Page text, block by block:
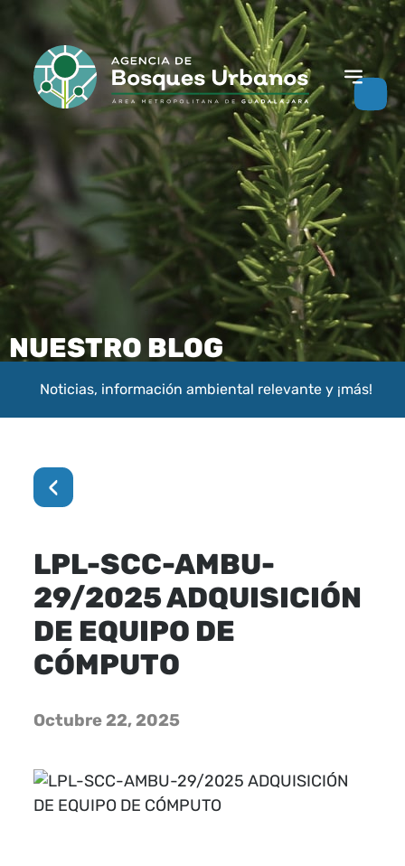
NUESTRO BLOG
Noticias, información ambiental relevante y ¡más!
‹
LPL-SCC-AMBU-
29/2025 ADQUISICIÓN
DE EQUIPO DE
CÓMPUTO
Octubre 22, 2025